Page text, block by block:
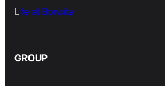
Life at Borwita
GROUP